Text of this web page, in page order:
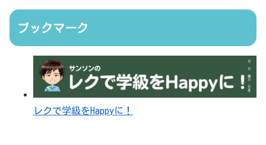
ブックマーク
レクで学級をHappyに！